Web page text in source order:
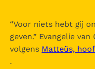
“Voor niets hebt gij
geven.” Evangelie
volgens Matteüs,
.
Amoris